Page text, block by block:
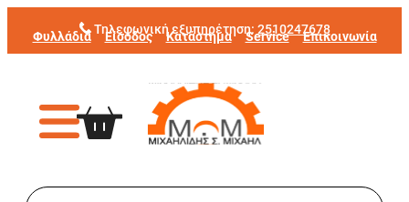
Μετάβαση
στο
Τηλεφωνική εξυπηρέτηση: 2510247678
Φυλλάδια Είσοδος Κατάστημα Service Επικοινωνία